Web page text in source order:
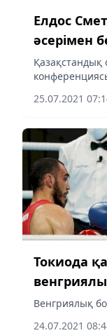
Елдос
әсерімен
25.07.2021
Токиода
Венгриялық
24.07.2021